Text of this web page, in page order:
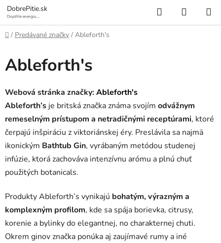
Prejsť
na
obsah
DobrePitie.sk
Doplňte energiu,
Hľadať
KOŠÍK
Domov
/ Predávané značky / Ableforth's
Ableforth's
Webová stránka značky:Ableforth's
Ableforth’s je britská značka známa svojím odvážnym
remeselným prístupom a netradičnými receptúrami, ktoré
čerpajú inšpiráciu z viktoriánskej éry. Preslávila sa najmä
ikonickým Bathtub Gin, vyrábaným metódou studenej
infúzie, ktorá zachováva intenzívnu arómu a plnú chuť
použitých botanicals.
Produkty Ableforth’s vynikajú bohatým, výrazným a
komplexným profilom, kde sa spája borievka, citrusy,
korenie a bylinky do elegantnej, no charakternej chuti.
Okrem ginov značka ponúka aj zaujímavé rumy a iné